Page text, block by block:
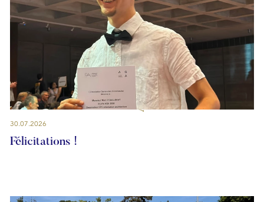
30.07.2026
Félicitations !